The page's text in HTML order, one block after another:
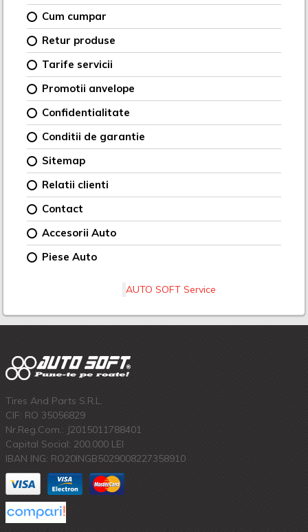
Cum cumpar
Retur produse
Tarife servicii
Promotii anvelope
Confidentialitate
Conditii de garantie
Sitemap
Relatii clienti
Contact
Accesorii Auto
Piese Auto
AUTO SOFT Service
Tires And Parts S.R.L.
CIF: RO 35056829
Nr.Reg.Com.: J2015011788401
Capital Social: 200.000 LEI
IBAN ING: RO20INGB5029008227358910